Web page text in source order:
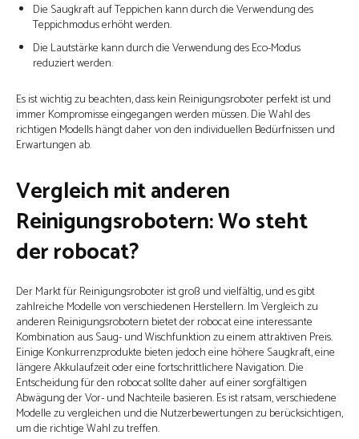
Die Saugkraft auf Teppichen kann durch die Verwendung des
Teppichmodus erhöht werden.
Die Lautstärke kann durch die Verwendung des Eco-Modus
reduziert werden.
Es ist wichtig zu beachten, dass kein Reinigungsroboter perfekt ist und
immer Kompromisse eingegangen werden müssen. Die Wahl des
richtigen Modells hängt daher von den individuellen Bedürfnissen und
Erwartungen ab.
Vergleich mit anderen
Reinigungsrobotern: Wo steht
der robocat?
Der Markt für Reinigungsroboter ist groß und vielfältig, und es gibt
zahlreiche Modelle von verschiedenen Herstellern. Im Vergleich zu
anderen Reinigungsrobotern bietet der robocat eine interessante
Kombination aus Saug- und Wischfunktion zu einem attraktiven Preis.
Einige Konkurrenzprodukte bieten jedoch eine höhere Saugkraft, eine
längere Akkulaufzeit oder eine fortschrittlichere Navigation. Die
Entscheidung für den robocat sollte daher auf einer sorgfältigen
Abwägung der Vor- und Nachteile basieren. Es ist ratsam, verschiedene
Modelle zu vergleichen und die Nutzerbewertungen zu berücksichtigen,
um die richtige Wahl zu treffen.